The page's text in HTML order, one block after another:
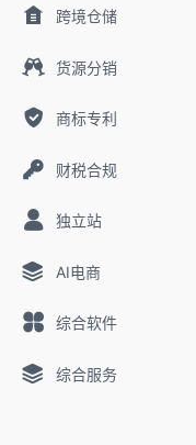
跨境仓储
货源分销
商标专利
财税合规
独立站
AI电商
综合软件
综合服务